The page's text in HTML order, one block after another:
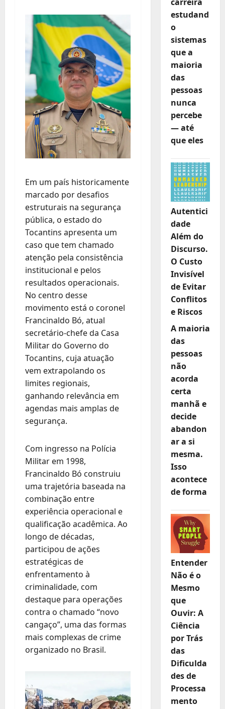
Em um país historicamente
marcado por desafios
estruturais na segurança
pública, o estado do
Tocantins apresenta um
caso que tem chamado
atenção pela consistência
institucional e pelos
resultados operacionais.
No centro desse
movimento está o coronel
Francinaldo Bó, atual
secretário-chefe da Casa
Militar do Governo do
Tocantins, cuja atuação
vem extrapolando os
limites regionais,
ganhando relevância em
agendas mais amplas de
segurança.
Com ingresso na Polícia
Militar em 1998,
Francinaldo Bó construiu
uma trajetória baseada na
combinação entre
experiência operacional e
qualificação acadêmica. Ao
longo de décadas,
participou de ações
estratégicas de
enfrentamento à
criminalidade, com
destaque para operações
contra o chamado “novo
cangaço”, uma das formas
mais complexas de crime
organizado no Brasil.
estudand
o
sistemas
que a
maioria
das
pessoas
nunca
percebe
— até
que eles
Autentici
dade
Além do
Discurso.
O Custo
Invisível
de Evitar
Conflitos
e Riscos
A maioria
das
pessoas
não
acorda
certa
manhã e
decide
abandon
ar a si
mesma.
Isso
acontece
de forma
Entender
Não é o
Mesmo
que
Ouvir: A
Ciência
por Trás
das
Dificulda
des de
Processa
mento